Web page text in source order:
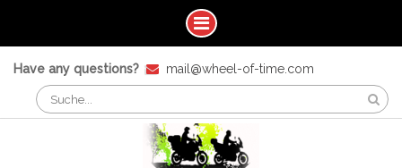
content
Have any questions? mail@wheel-of-time.com
for: